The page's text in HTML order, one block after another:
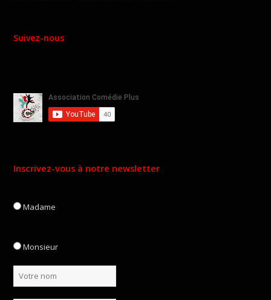
Suivez-nous
Inscrivez-vous à notre newsletter
Madame
Monsieur